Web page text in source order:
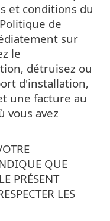
et conditions du
de
sur
le
détruisez ou
d'installation,
une facture au
vous avez
QUE
PRÉSENT
LES